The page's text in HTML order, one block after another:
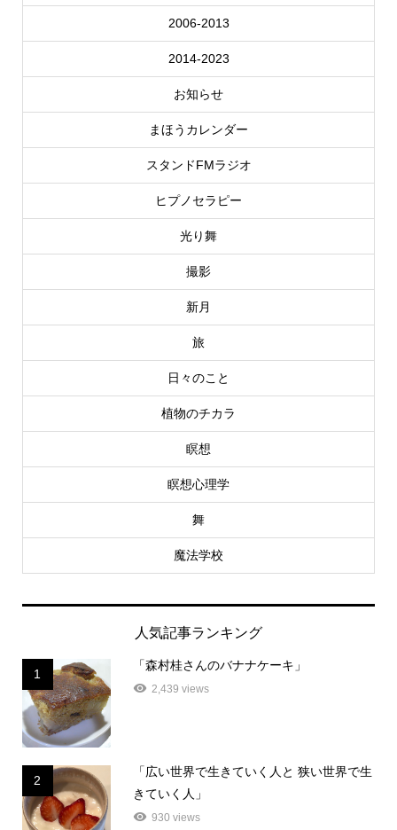
2006-2013
2014-2023
お知らせ
まほうカレンダー
スタンドFMラジオ
ヒプノセラピー
光り舞
撮影
新月
旅
日々のこと
植物のチカラ
瞑想
瞑想心理学
舞
魔法学校
人気記事ランキング
1
「森村桂さんのバナナケーキ」
2,439 views
2
「広い世界で生きていく人と 狭い世界で生
きていく人」
930 views